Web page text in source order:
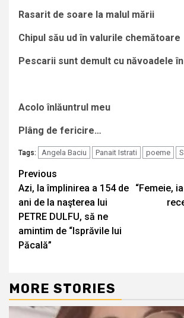
Rasarit de soare la malul mării
Chipul său ud în valurile chemătoare
Pescarii sunt demult cu năvoadele
Acolo înlăuntrul meu
Plâng de fericire…
Tags: Angela Baciu Panait Istrati poeme
Continue
Reading
Previous
Azi, la împlinirea a 154 de
ani de la naşterea lui
PETRE DULFU, să ne
amintim de “Isprăvile lui
Păcală”
“Femeie,
MORE STORIES